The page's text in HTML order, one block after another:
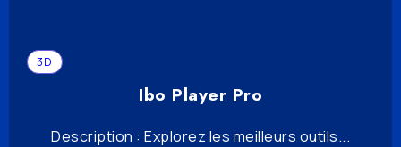
3D
Ibo Player Pro
Description : Explorez les meilleurs outils...